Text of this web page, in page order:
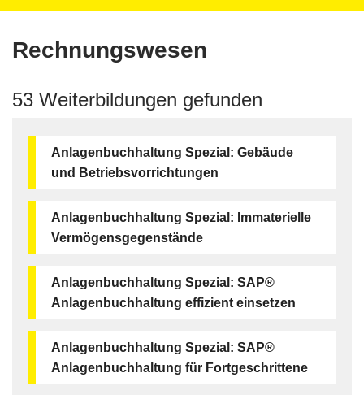
Rechnungswesen
53 Weiterbildungen gefunden
Anlagenbuchhaltung Spezial: Gebäude
und Betriebsvorrichtungen
Anlagenbuchhaltung Spezial: Immaterielle
Vermögensgegenstände
Anlagenbuchhaltung Spezial: SAP®
Anlagenbuchhaltung effizient einsetzen
Anlagenbuchhaltung Spezial: SAP®
Anlagenbuchhaltung für Fortgeschrittene